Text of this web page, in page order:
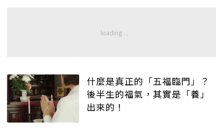
什麼是真正的「五福臨門」？
後半生的福氣，其實是「養」
出來的！